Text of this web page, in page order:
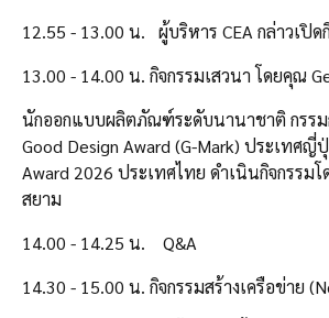
12.55 - 13.00 น.
ผู้บริหาร CEA กล่าวเปิด
13.00 - 14.00 น. กิจกรรมเสวนา โดยคุณ
นักออกแบบผลิตภัณฑ์ระดับนานาชาติ กรรม
Good Design Award (G-Mark) ประเทศญี่
Award 2026 ประเทศไทย ดำเนินกิจกรรม
สยาม
14.00 - 14.25 น.
Q&A
14.30 - 15.00 น. กิจกรรมสร้างเครือข่าย